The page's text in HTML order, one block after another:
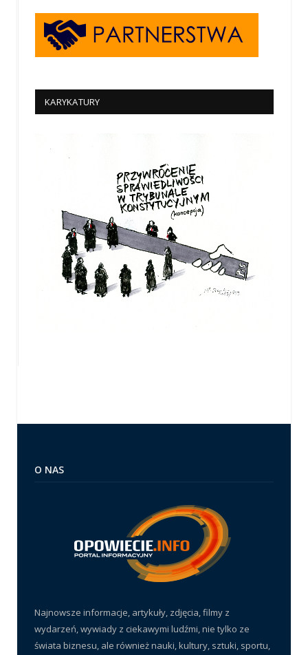
KARYKATURY
O NAS
Najnowsze informacje, artykuły, zdjęcia, filmy z
wydarzeń, wywiady z ciekawymi ludźmi, nie tylko ze
świata biznesu, ale również nauki, kultury, sztuki, sportu,